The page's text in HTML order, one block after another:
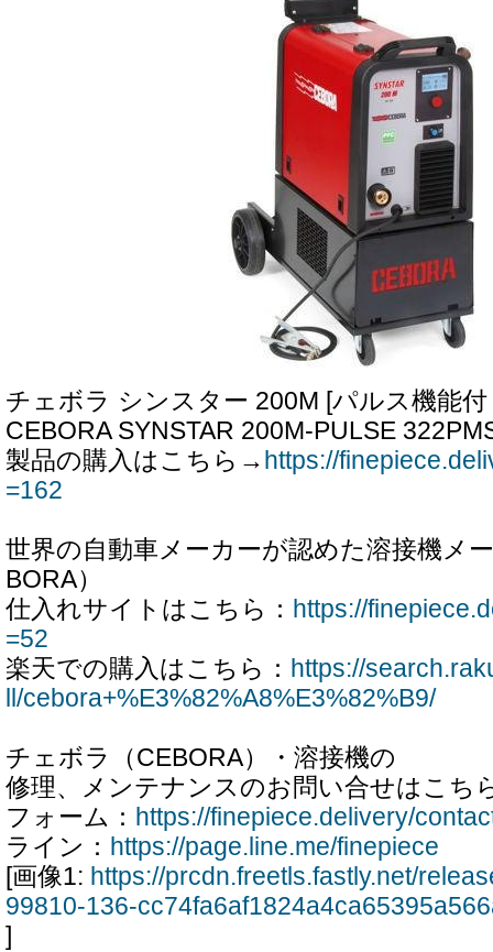
チェボラ シンスター 200M [パルス機能
CEBORA SYNSTAR 200M-PULSE
製品の購入はこちら→ https://
=162
世界の自動車メーカーが認めた溶接機メ
BORA）
仕入れサイトはこちら： https://
=52
楽天での購入はこちら： https://
ll/cebora+%E3%82%A8%E3%82%B9/
チェボラ（CEBORA）・溶接機の
修理、メンテナンスのお問い合せはこち
フォーム： https://finepiece.delivery/
ライン： https://page.line.me/finepiece
[画像1: https://prcdn.freetls.fastly.net/
99810-136-
]